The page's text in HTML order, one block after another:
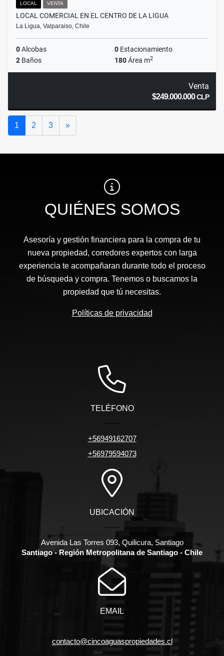
LOCAL VENTA
LOCAL COMERCIAL EN EL CENTRO DE LA LIGUA
La Ligua, Valparaiso, Chile
0Alcobas 0 Estacionamiento
2 Baños 180Área m2
Venta
$249.000.000CLP
1 2 3 »Siguiente
QUIÉNES SOMOS
Asesoría y gestión financiera para la compra de tu
nueva propiedad, corredores expertos con larga
experiencia te acompañaran durante todo el proceso
de búsqueda y compra. Tenemos o buscamos la
propiedad que tú necesitas.
Políticas de privacidad
TELÉFONO
+56949162707
+56979594073
UBICACIÓN
Avenida Las Torres 093, Quilicura, Santiago
Santiago - Región Metropolitana de Santiago - Chile
EMAIL
contacto@cincoaguaspropiedades.cl